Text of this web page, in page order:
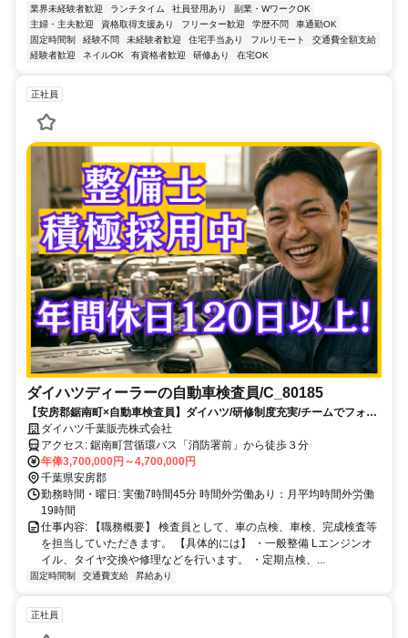
業界未経験者歓迎 ランチタイム 社員登用あり
副業・WワークOK
主婦・主夫歓迎
資格取得支援あり フリーター歓迎 学歴不問
車通勤OK
固定時間制
経験不問 未経験者歓迎 住宅手当あり フルリモート
交通費全額支給
経験者歓迎
ネイルOK 有資格者歓迎 研修あり 在宅OK
正社員
ダイハツディーラーの自動車検査員/C_80185
【安房郡鋸南町×自動車検査員】ダイハツ/研修制度充実/チームでフォロ
ーする体制/残業少な目
ダイハツ千葉販売株式会社
アクセス: 鋸南町営循環バス「消防署前」から徒歩３分
年俸3,700,000円～4,700,000円
千葉県安房郡
勤務時間・曜日: 実働7時間45分 時間外労働あり：月平均時間外労働
19時間
仕事内容: 【職務概要】 検査員として、車の点検、車検、完成検査等
を担当していただきます。 【具体的には】 ・一般整備 Lエンジンオ
イル、タイヤ交換や修理などを行います。 ・定期点検、...
固定時間制 交通費支給 昇給あり
正社員